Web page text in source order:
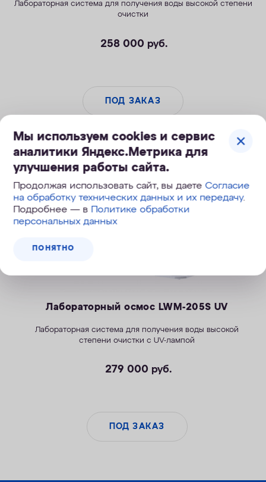
Лабораторная система для получения воды высокой степени
очистки
258 000 руб.
ПОД ЗАКАЗ
Лабораторный осмос LWM-205S UV
Лабораторная система для получения воды высокой
степени очистки с UV-лампой
279 000 руб.
ПОД ЗАКАЗ
Мы используем cookies и сервис
аналитики Яндекс.Метрика для
улучшения работы сайта.
Продолжая использовать сайт, вы даетеСогласие
на обработку технических данных и их передачу.
Подробнее — в Политике обработки
персональных данных
ПОНЯТНО